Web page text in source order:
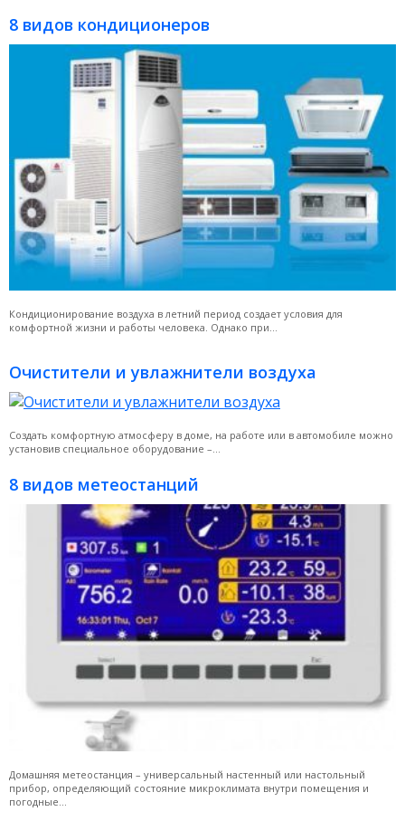
8 видов кондиционеров
Кондиционирование воздуха в летний период создает условия для
комфортной жизни и работы человека. Однако при...
Очистители и увлажнители воздуха
Создать комфортную атмосферу в доме, на работе или в автомобиле можно
установив специальное оборудование –...
8 видов метеостанций
Домашняя метеостанция – универсальный настенный или настольный
прибор, определяющий состояние микроклимата внутри помещения и
погодные...